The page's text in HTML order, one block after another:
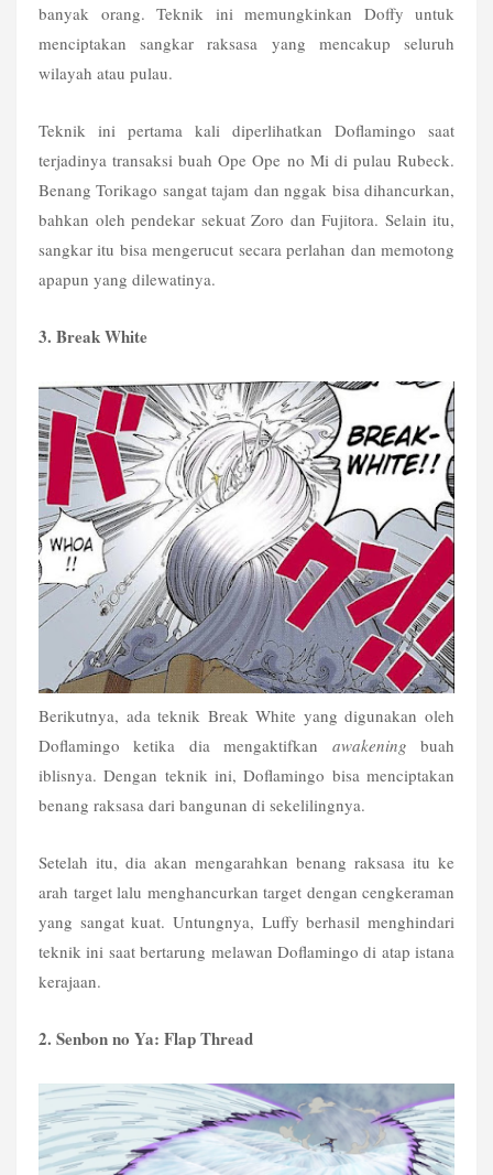
banyak orang. Teknik ini memungkinkan Doffy untuk
menciptakan sangkar raksasa yang mencakup seluruh
wilayah atau pulau.
Teknik ini pertama kali diperlihatkan Doflamingo saat
terjadinya transaksi buah Ope Ope no Mi di pulau Rubeck.
Benang Torikago sangat tajam dan nggak bisa dihancurkan,
bahkan oleh pendekar sekuat Zoro dan Fujitora. Selain itu,
sangkar itu bisa mengerucut secara perlahan dan memotong
apapun yang dilewatinya.
3. Break White
Berikutnya, ada teknik Break White yang digunakan oleh
Doflamingo ketika dia mengaktifkan awakening buah
iblisnya. Dengan teknik ini, Doflamingo bisa menciptakan
benang raksasa dari bangunan di sekelilingnya.
Setelah itu, dia akan mengarahkan benang raksasa itu ke
arah target lalu menghancurkan target dengan cengkeraman
yang sangat kuat. Untungnya, Luffy berhasil menghindari
teknik ini saat bertarung melawan Doflamingo di atap istana
kerajaan.
2. Senbon no Ya: Flap Thread